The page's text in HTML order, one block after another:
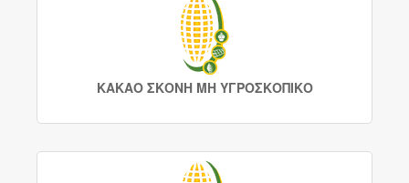
ΚΑΚΑΟ ΣΚΟΝΗ ΜΗ ΥΓΡΟΣΚΟΠΙΚΟ